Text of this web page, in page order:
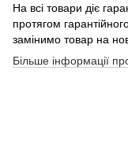
На всі товари діє
протягом
замінимо товар на
Більше інформації